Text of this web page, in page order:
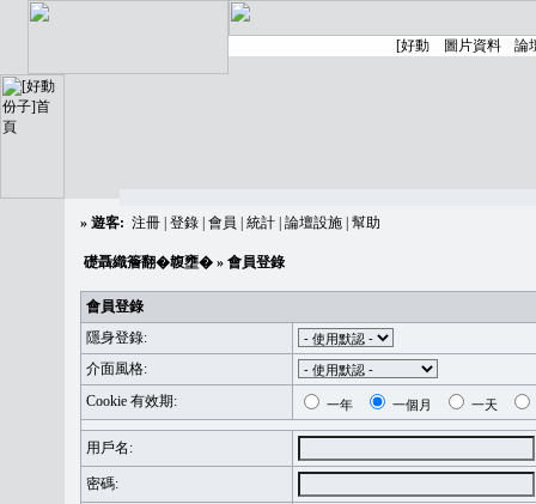
» 遊客: 注冊 登錄 會員 統計 論壇設施 幫助
礎聶織簷翻�䪖壅� » 會員登錄
會員登錄
隱身登錄:
介面風格:
Cookie 有效期:
一年 一個月 一天
用戶名:
密碼: